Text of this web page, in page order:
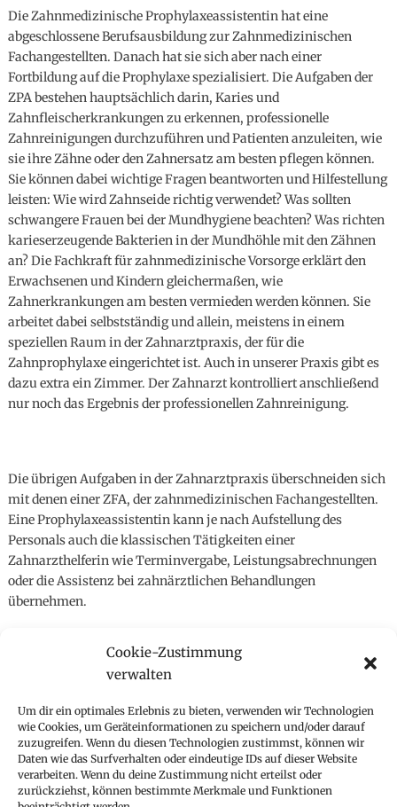
Cookie-Zustimmung
verwalten
Um dir ein optimales Erlebnis zu bieten, verwenden wir Technologien
wie Cookies, um Geräteinformationen zu speichern und/oder darauf
zuzugreifen. Wenn du diesen Technologien zustimmst, können wir
Daten wie das Surfverhalten oder eindeutige IDs auf dieser Website
verarbeiten. Wenn du deine Zustimmung nicht erteilst oder
zurückziehst, können bestimmte Merkmale und Funktionen
Die Zahnmedizinische Prophylaxeassistentin hat eine
abgeschlossene Berufsausbildung zur Zahnmedizinischen
Fachangestellten. Danach hat sie sich aber nach einer
Fortbildung auf die Prophylaxe spezialisiert. Die Aufgaben der
ZPA bestehen hauptsächlich darin, Karies und
Zahnfleischerkrankungen zu erkennen, professionelle
Zahnreinigungen durchzuführen und Patienten anzuleiten, wie
sie ihre Zähne oder den Zahnersatz am besten pflegen können.
Sie können dabei wichtige Fragen beantworten und Hilfestellung
leisten: Wie wird Zahnseide richtig verwendet? Was sollten
schwangere Frauen bei der Mundhygiene beachten? Was richten
karieserzeugende Bakterien in der Mundhöhle mit den Zähnen
an? Die Fachkraft für zahnmedizinische Vorsorge erklärt den
Erwachsenen und Kindern gleichermaßen, wie
Zahnerkrankungen am besten vermieden werden können. Sie
arbeitet dabei selbstständig und allein, meistens in einem
speziellen Raum in der Zahnarztpraxis, der für die
Zahnprophylaxe eingerichtet ist. Auch in unserer Praxis gibt es
dazu extra ein Zimmer. Der Zahnarzt kontrolliert anschließend
nur noch das Ergebnis der professionellen Zahnreinigung.
Die übrigen Aufgaben in der Zahnarztpraxis überschneiden sich
mit denen einer ZFA, der zahnmedizinischen Fachangestellten.
Eine Prophylaxeassistentin kann je nach Aufstellung des
Personals auch die klassischen Tätigkeiten einer
Zahnarzthelferin wie Terminvergabe, Leistungsabrechnungen
oder die Assistenz bei zahnärztlichen Behandlungen
übernehmen.
Bewerbung bitte schriftlich an:
Betreff: ZPA (m/w/d)
Zahnarztpraxis Jörg Meuschke M.Sc.
9900 Lienz, Südtiroler Platz 2